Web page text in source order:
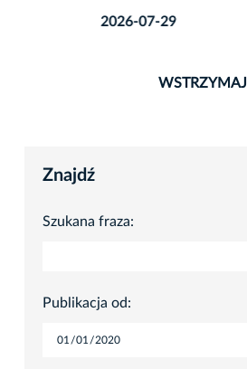
WSTRZYMAJ
Znajdź
Szukana fraza:
Publikacja od: